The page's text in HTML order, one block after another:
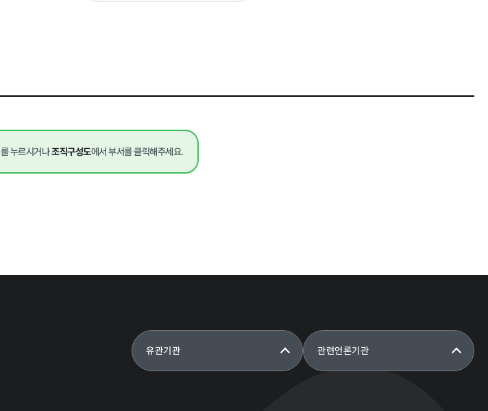
자료실 타기관 고시공고
를 누르시거나조직구성도에서 부서를 클릭해주세요.
유관기관 관련언론기관